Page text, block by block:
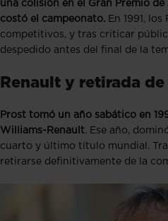
una colisión en el Gran Premio
costó el campeonato. En 1991,
competitivos, y tras criticar
despedido antes del final de la
Renault y retirada
Prost tomó un año sabático en
Williams-Renault. Ese año,
cuarto y último título mundial.
retirarse definitivamente de la